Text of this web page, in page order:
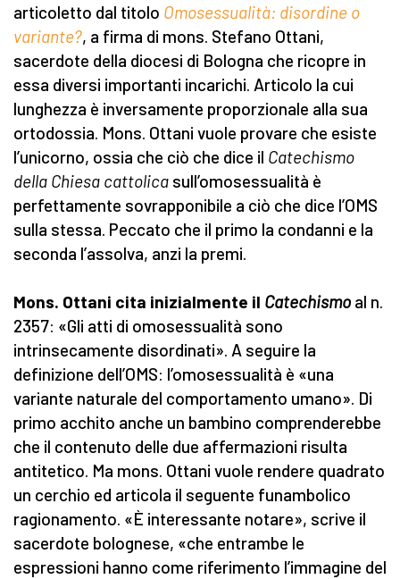
articoletto dal titolo Omosessualità: disordine o
variante?, a firma di mons. Stefano Ottani,
sacerdote della diocesi di Bologna che ricopre in
essa diversi importanti incarichi. Articolo la cui
lunghezza è inversamente proporzionale alla sua
ortodossia. Mons. Ottani vuole provare che esiste
l’unicorno, ossia che ciò che dice il Catechismo
della Chiesa cattolica sull’omosessualità è
perfettamente sovrapponibile a ciò che dice l’OMS
sulla stessa. Peccato che il primo la condanni e la
seconda l’assolva, anzi la premi.
Mons. Ottani cita inizialmente il Catechismo al n.
2357: «Gli atti di omosessualità sono
intrinsecamente disordinati». A seguire la
definizione dell’OMS: l’omosessualità è «una
variante naturale del comportamento umano». Di
primo acchito anche un bambino comprenderebbe
che il contenuto delle due affermazioni risulta
antitetico. Ma mons. Ottani vuole rendere quadrato
un cerchio ed articola il seguente funambolico
ragionamento. «È interessante notare», scrive il
sacerdote bolognese, «che entrambe le
espressioni hanno come riferimento l’immagine del